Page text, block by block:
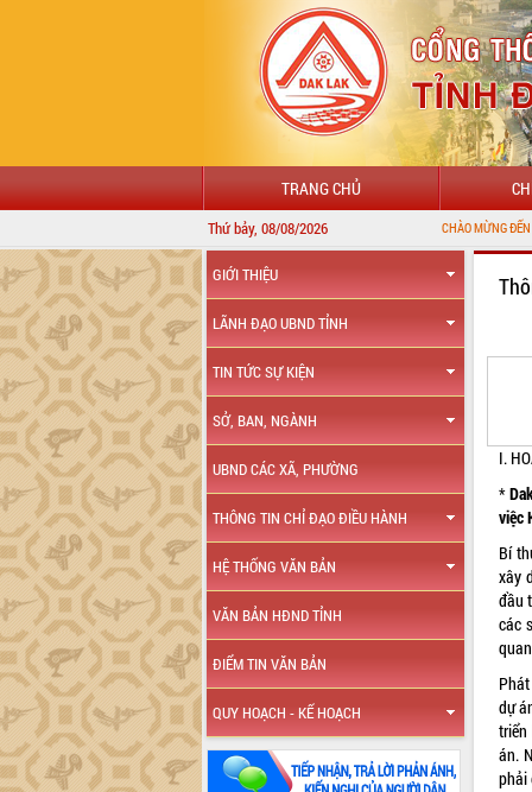
TRANG CHỦ
Thứ bảy, 08/08/2026CHÀO MỪNG ĐẾN VỚI CỔNG THÔNG
GIỚI THIỆU
LÃNH ĐẠO UBND TỈNH
TIN TỨC SỰ KIỆN
SỞ, BAN, NGÀNH
UBND CÁC XÃ, PHƯỜNG
THÔNG TIN CHỈ ĐẠO ĐIỀU HÀNH
HỆ THỐNG VĂN BẢN
VĂN BẢN HĐND TỈNH
ĐIỂM TIN VĂN BẢN
QUY HOẠCH - KẾ HOẠCH
I.
*
việc
Bí
xây
đầu
các
dự
triển
án.
phải